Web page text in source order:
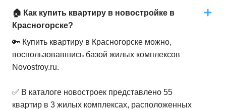
3-комн. кв.
69,2–88,1м² 7
4-комн. кв.
5+ комн. кв. от40 011 430 ₽
🏠 Как купить квартиру в новостройке в
Красногорске?
🔑 Купить квартиру в Красногорске можно,
воспользовавшись базой жилых комплексов
Novostroy.ru.
✅ В каталоге новостроек представлено 55
квартир в 3 жилых комплексах, расположенных